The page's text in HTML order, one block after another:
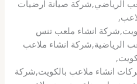
الرياضي,شركة صيانة ارضيات
انشاء ملعب تنس
الرياضية,شركة انشاء ملاعب
,
انشاء ملاعب بالكويت,شركة